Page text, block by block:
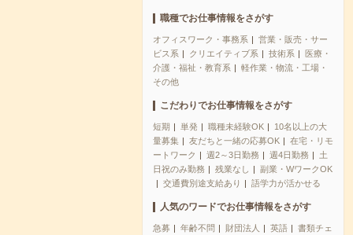
職種でお仕事情報をさがす
オフィスワーク・事務系
営業・販売・サー
ビス系
クリエイティブ系 技術系
医療・
介護・福祉・教育系
軽作業・物流・工場・
その他
こだわりでお仕事情報をさがす
短期 単発 職種未経験OK
10名以上の大
量募集
友だちと一緒の応募OK
在宅・リモ
ートワーク
週2～3日勤務 週4日勤務
土
日祝のみ勤務
残業なし
副業・WワークOK
交通費別途支給あり
語学力が活かせる
人気のワードでお仕事情報をさがす
急募 年齢不問 財団法人 英語
書類チェ